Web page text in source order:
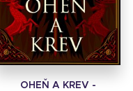
OHEŇ A KREV -